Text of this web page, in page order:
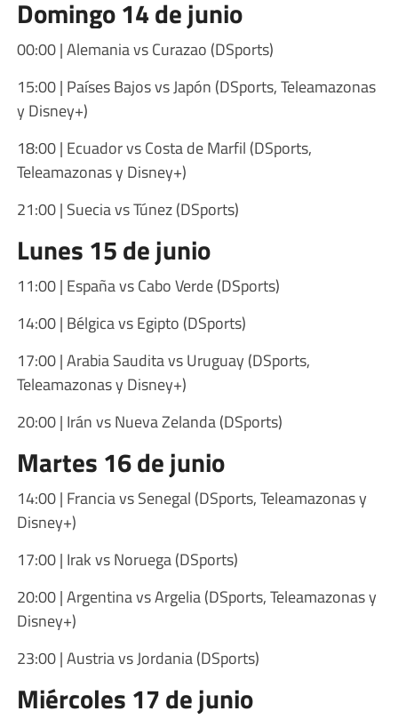
Domingo 14 de junio
00:00 | Alemania vs Curazao (DSports)
15:00 | Países Bajos vs Japón (DSports, Teleamazonas
y Disney+)
18:00 | Ecuador vs Costa de Marfil (DSports,
Teleamazonas y Disney+)
21:00 | Suecia vs Túnez (DSports)
Lunes 15 de junio
11:00 | España vs Cabo Verde (DSports)
14:00 | Bélgica vs Egipto (DSports)
17:00 | Arabia Saudita vs Uruguay (DSports,
Teleamazonas y Disney+)
20:00 | Irán vs Nueva Zelanda (DSports)
Martes 16 de junio
14:00 | Francia vs Senegal (DSports, Teleamazonas y
Disney+)
17:00 | Irak vs Noruega (DSports)
20:00 | Argentina vs Argelia (DSports, Teleamazonas y
Disney+)
23:00 | Austria vs Jordania (DSports)
Miércoles 17 de junio